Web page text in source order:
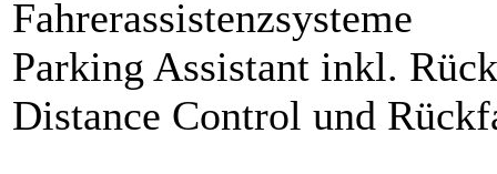
Fahrerassistenzsysteme
Parking Assistant inkl.
Distance Control und